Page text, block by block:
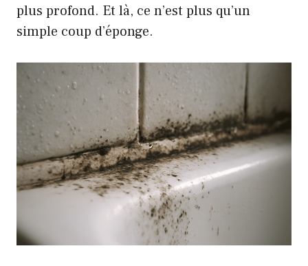
plus profond. Et là, ce n’est plus qu’un
simple coup d’éponge.